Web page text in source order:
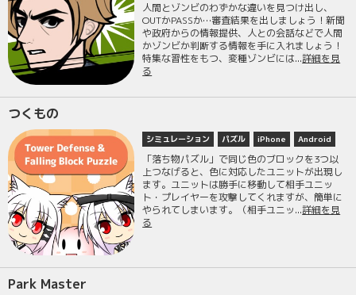
人間とゾンビのわずかな違いを見つけ出し、
OUTかPASSか…審査結果を出しましょう！新聞
や政府からの情報提供、人との会話などで人間
かゾンビか判断する情報を手に入れましょう！
特集な習性をもつ、変種ゾンビには...詳細を見
る
つくもの
シミュレーション パズル iPhone Android
「落ち物パズル」で同じ色のブロックを3つ以
上つなげると、色に対応したユニットが出現し
ます。ユニットは勝手に移動して相手ユニッ
ト・プレイヤーを攻撃してくれますが、簡単に
やられてしまいます。（相手ユニッ...詳細を見
る
Park Master